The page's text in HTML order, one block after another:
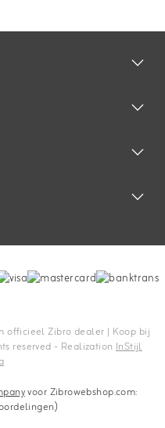
officieel Zibro dealer | Koop bij
reserved - Realization InStijl
voor Zibrowebshop.com: